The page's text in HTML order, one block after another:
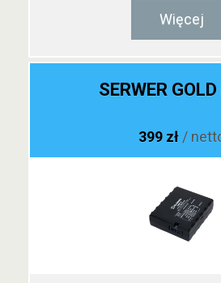
Więcej
SERWER
399 zł /